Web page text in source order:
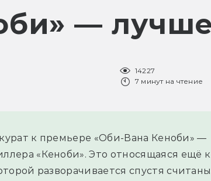
—
14227
7 минут на чтение
к премьере «Оби-Вана Кеноби» —
«Кеноби». Это относящаяся ещё к
разворачивается спустя